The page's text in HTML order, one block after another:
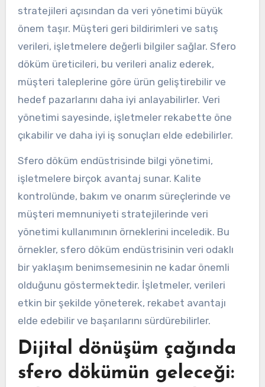
stratejileri açısından da veri yönetimi büyük
önem taşır. Müşteri geri bildirimleri ve satış
verileri, işletmelere değerli bilgiler sağlar. Sfero
döküm üreticileri, bu verileri analiz ederek,
müşteri taleplerine göre ürün geliştirebilir ve
hedef pazarlarını daha iyi anlayabilirler. Veri
yönetimi sayesinde, işletmeler rekabette öne
çıkabilir ve daha iyi iş sonuçları elde edebilirler.
Sfero döküm endüstrisinde bilgi yönetimi,
işletmelere birçok avantaj sunar. Kalite
kontrolünde, bakım ve onarım süreçlerinde ve
müşteri memnuniyeti stratejilerinde veri
yönetimi kullanımının örneklerini inceledik. Bu
örnekler, sfero döküm endüstrisinin veri odaklı
bir yaklaşım benimsemesinin ne kadar önemli
olduğunu göstermektedir. İşletmeler, verileri
etkin bir şekilde yöneterek, rekabet avantajı
elde edebilir ve başarılarını sürdürebilirler.
Dijital dönüşüm çağında
sfero dökümün geleceği: